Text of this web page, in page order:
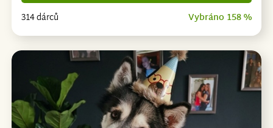
314 dárců Vybráno 158 %